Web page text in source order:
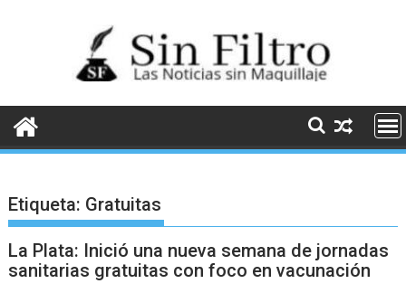
Etiqueta: Gratuitas
La Plata: Inició una nueva semana de jornadas
sanitarias gratuitas con foco en vacunación